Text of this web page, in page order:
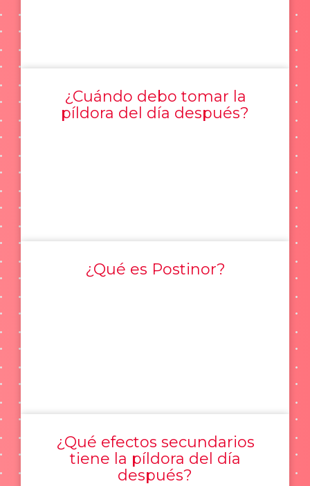
¿Cuándo debo tomar la
píldora del día después?
¿Qué es Postinor?
¿Qué efectos secundarios
tiene la píldora del día
después?